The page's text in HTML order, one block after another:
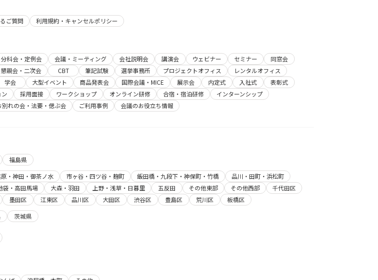
ご質問 利用規約・キャンセルポリシー
分科会・定例会 会議・ミーティング 会社説明会 講演会 ウェビナー セミナー
同窓会
親会・二次会 CBT 筆記試験 選挙事務所 プロジェクトオフィス
レンタルオフィス
学会 大型イベント 商品発表会 国際会議・MICE 展示会 内定式 入社式
表彰式
採用面接 ワークショップ オンライン研修 合宿・宿泊研修
インターンシップ
別れの会・法要・偲ぶ会 ご利用事例 会議のお役立ち情報
福島県
・神田・御茶ノ水 市ヶ谷・四ツ谷・麹町 飯田橋・九段下・神保町・竹橋
品川・田町・浜松町
袋・高田馬場 大森・羽田 上野・浅草・日暮里 五反田 その他東部 その他西部
千代田区
墨田区 江東区 品川区 大田区 渋谷区 豊島区 荒川区
板橋区
茨城県